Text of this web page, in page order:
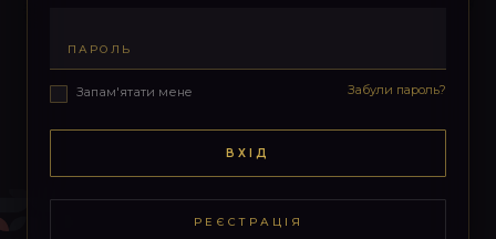
ПАРОЛЬ
Запам'ятати мене Забули пароль?
ВХІД
РЕЄСТРАЦІЯ